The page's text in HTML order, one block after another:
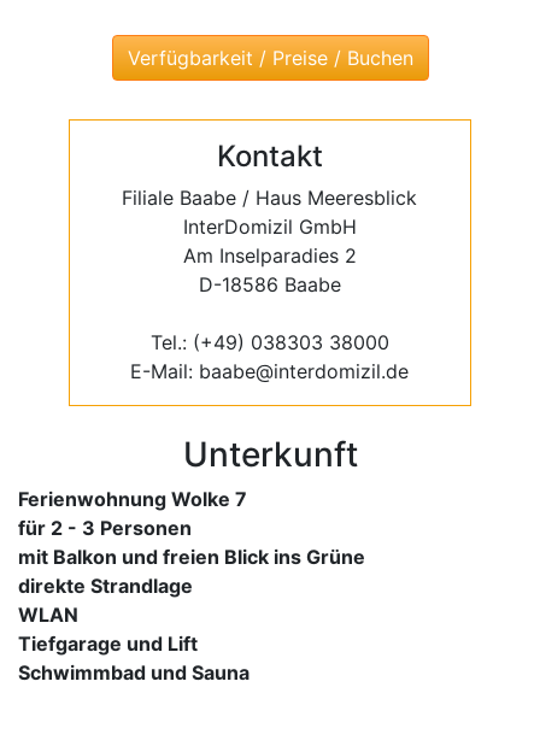
Kontakt
Filiale Baabe / Haus Meeresblick
InterDomizil GmbH
Am Inselparadies 2
D-18586 Baabe
Tel.: (+49) 038303 38000
E-Mail: baabe@interdomizil.de
Unterkunft
Ferienwohnung Wolke 7
für 2 - 3 Personen
mit Balkon und freien Blick ins Grüne
direkte Strandlage
WLAN
Tiefgarage und Lift
Schwimmbad und Sauna